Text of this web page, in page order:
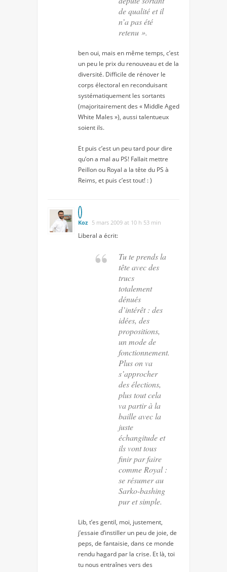
de qualité et il
n’a pas été
retenu ».
ben oui, mais en même temps, c’est
un peu le prix du renouveau et de la
diversité. Difficile de rénover le
corps électoral en reconduisant
systématiquement les sortants
(majoritairement des « Middle Aged
White Males »), aussi talentueux
soient ils.
Et puis c’est un peu tard pour dire
qu’on a mal au PS! Fallait mettre
Peillon ou Royal a la tête du PS à
Reims, et puis c’est tout! : )
Koz 5 mars 2009 at 10 h 53 min
Liberal a écrit:
Tu te prends la
tête avec des
trucs
totalement
dénués
d’intérêt : des
idées, des
propositions,
un mode de
fonctionnement.
Plus on va
s’approcher
des élections,
plus tout cela
va partir à la
baille avec la
juste
échangitude et
ils vont tous
finir par faire
comme Royal :
se résumer au
Sarko-bashing
pur et simple.
Lib, t’es gentil, moi, justement,
j’essaie d’instiller un peu de joie, de
peps, de fantaisie, dans ce monde
rendu hagard par la crise. Et là, toi
tu nous entraînes vers des